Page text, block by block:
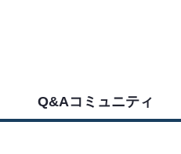
Q&Aコミュニティ